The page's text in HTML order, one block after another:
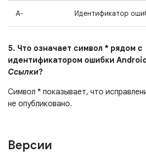
A- Идентификатор
5. Что означает символ * рядом с
идентификатором ошибки
Ссылки?
Символ * показывает, что
не опубликовано.
Версии